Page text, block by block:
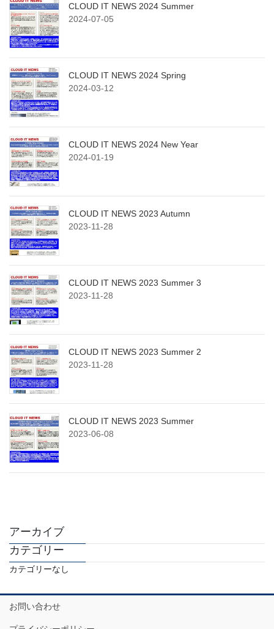
CLOUD IT NEWS 2024 Summer
2024-07-05
CLOUD IT NEWS 2024 Spring
2024-03-12
CLOUD IT NEWS 2024 New Year
2024-01-19
CLOUD IT NEWS 2023 Autumn
2023-11-28
CLOUD IT NEWS 2023 Summer 3
2023-11-28
CLOUD IT NEWS 2023 Summer 2
2023-11-28
CLOUD IT NEWS 2023 Summer
2023-06-08
アーカイブ
カテゴリー
カテゴリーなし
お問い合わせ